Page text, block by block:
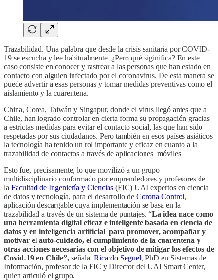
Trazabilidad. Una palabra que desde la crisis sanitaria por COVID-
19 se escucha y lee habitualmente. ¿Pero qué siginifica? En este
caso consiste en conocer y rastrear a las personas que han estado en
contacto con alguien infectado por el coronavirus. De esta manera se
puede advertir a esas personas y tomar medidas preventivas como el
aislamiento y la cuarentena.
China, Corea, Taiwán y Singapur, donde el virus llegó antes que a
Chile, han logrado controlar en cierta forma su propagación gracias
a estrictas medidas para evitar el contacto social, las que han sido
respetadas por sus ciudadanos. Pero también en esos países asiáticos
la tecnología ha tenido un rol importante y eficaz en cuanto a la
trazabilidad de contactos a través de aplicaciones móviles.
Esto fue, precisamente, lo que movilizó a un grupo
multidisciplinario conformado por emprendedores y profesores de
la Facultad de Ingeniería y Ciencias (FIC) UAI expertos en ciencia
de datos y tecnología, para el desarrollo de Corona Control,
aplicación descargable cuya implementación se basa en la
trazabilidad a través de un sistema de puntajes. “La idea nace como
una herramienta digital eficaz e inteligente basada en ciencia de
datos y en inteligencia artificial para promover, acompañar y
motivar el auto-cuidado, el cumplimiento de la cuarentena y
otras acciones necesarias con el objetivo de mitigar los efectos de
Covid-19 en Chile”, señala Ricardo Seguel, PhD en Sistemas de
Información, profesor de la FIC y Director del UAI Smart Center,
quien articuló el grupo.